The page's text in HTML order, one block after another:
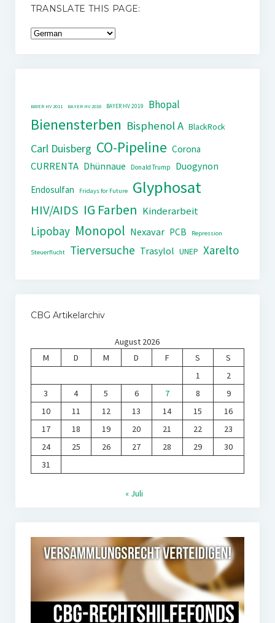
TRANSLATE THIS PAGE:
BAYER HV 2011 BAYER HV 2018 BAYER HV 2019 Bhopal
Bienensterben Bisphenol A BlackRock
Carl Duisberg CO-Pipeline Corona
CURRENTA Dhünnaue Donald Trump
Duogynon
Endosulfan
Fridays for Future Glyphosat
HIV/AIDS IG Farben Kinderarbeit
Lipobay Monopol Nexavar PCB Repression
Steuerflucht Tierversuche Trasylol UNEP Xarelto
CBG Artikelarchiv
August 2026
M
D M D F S
S
1
2
3
4 5 6 7 8
9
10
11 12 13 14 15
16
17
18 19 20 21 22
23
24
25 26 27 28 29
30
31
« Juli